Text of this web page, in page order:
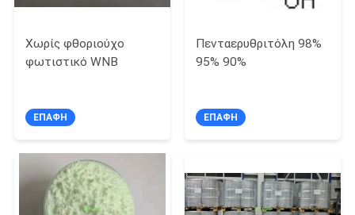
PRIVACY
POLICY
Χωρίς φθοριούχο
φωτιστικό WNB
ΕΠΑΦΉ
Πενταερυθριτόλη 98%
95% 90%
ΕΠΑΦΉ